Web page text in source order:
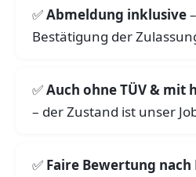
Abmeldung inklusive
Bestätigung der
Auch ohne TÜV & mit
– der Zustand ist unser
Faire Bewertung nach